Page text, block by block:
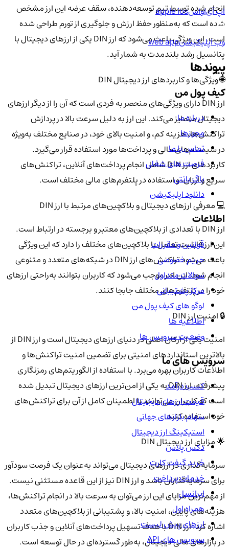
انجام شده توسط تیم توسعه‌دهنده، سقف عرضه این ارز مشخص
شده است که به‌منظور حفظ ارزش و جلوگیری از تورم طراحی شده
است. این ویژگی باعث می‌شود که ارز DIN یکی از ارزهای دیجیتال با
پتانسیل رشد بلندمدت به شمار آید.
🌐 ویژگی‌ها و کاربردهای ارز دیجیتال DIN
ارز DIN دارای ویژگی‌های منحصر به فردی است که آن را از دیگر ارزهای
دیجیتال متمایز می‌کند. این ارز به دلیل سرعت بالا در پردازش
تراکنش‌ها، هزینه کم، و امنیت بالای خود، در صنایع مختلف به‌ویژه
در سیستم‌های مالی و پرداخت‌ها مورد استفاده قرار می‌گیرد.
کاربردهای ارز DIN شامل انجام پرداخت‌های آنلاین، تراکنش‌های
سریع و ارزان، و استفاده در پلتفرم‌های مالی مختلف است.
💻 معرفی ارزهای دیجیتال و بلاکچین‌های مرتبط با ارز DIN
ارز DIN با تعدادی از بلاکچین‌های معتبر و برجسته در ارتباط است.
این ارز قابلیت تعامل با بلاکچین‌های مختلف را دارد که این ویژگی
باعث می‌شود تراکنش‌های ارز DIN در شبکه‌های متعدد و متنوعی
انجام شود. این امر موجب می‌شود که کاربران بتوانند به‌راحتی ارزهای
خود را در پلتفرم‌های مختلف جابجا کنند.
🔒 امنیت ارز DIN
امنیت یکی از ارکان اصلی در دنیای ارزهای دیجیتال است و ارز DIN از
بالاترین استانداردهای امنیتی برای تضمین امنیت تراکنش‌ها و
اطلاعات کاربران بهره می‌برد. با استفاده از الگوریتم‌های رمزنگاری
پیشرفته، ارز DIN به یکی از امن‌ترین ارزهای دیجیتال تبدیل شده
است که کاربران می‌توانند با اطمینان کامل از آن برای تراکنش‌های
خود استفاده کنند.
🌟 مزایای ارز دیجیتال DIN
سرمایه‌گذاری در ارزهای دیجیتال می‌تواند به‌عنوان یک فرصت سودآور
برای سرمایه‌گذاران باشد و ارز DIN نیز از این قاعده مستثنی نیست.
از مهم‌ترین مزایای این ارز می‌توان به سرعت بالا در انجام تراکنش‌ها،
هزینه‌های پایین، امنیت بالا، و پشتیبانی از بلاکچین‌های متعدد
اشاره کرد. ارز DIN با هدف تسهیل پرداخت‌های آنلاین و جذب کاربران
در بازارهای مالی دیجیتال، به‌طور گسترده‌ای در حال توسعه است.
اپ آی‌او‌اسapple ios
وب اپلیکیشنweb app
پیوندها
کیف پول من
درباره ما
مجوزها
تماس با ما
فرصت های شغلی
باگ بانتی
دانلود اپلیکیشن
اطلاعات
قوانین و مقررات
حریم خصوصی
سوالات متداول
مرکز پشتیبانی
لوگو های کیف پول من
اطلاعیه ها
وضعیت سرویس ها
سرویس های ما
کسب درآمد
قیمت ارزهای دیجیتال
سهام بازارهای جهانی
استیکینگ ارز دیجیتال
دکس پلاس
خرید گیفت کارت
خدمات پرداخت
ایرانسل
همراه اول
ارزهای پیش لیست
سرویس های API